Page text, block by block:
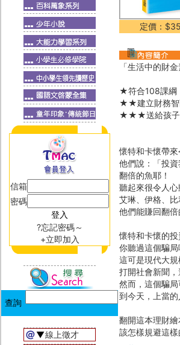
信箱
密碼
?忘記密碼～
+立即加入
▼線上徵才
定價：
「生活中的財
★符合108課綱
★★建立財務
★★★送給孩子
懷特和卡懷帶來
他們說：「投
翻倍的魚耶！
聽起來很令人心
艾琳、伊格、
他們能賺回翻倍
懷特和卡懷的
你聽過這個騙局
這可是現代大
打開社會新聞
然而，這個騙
到今天，上當的
翻開這本理財
該怎樣規避這樣